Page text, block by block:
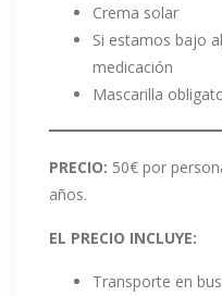
Crema solar
Si estamos bajo
medicación
Mascarilla
PRECIO: 50€ por
años.
EL PRECIO INCLUYE:
Transporte en